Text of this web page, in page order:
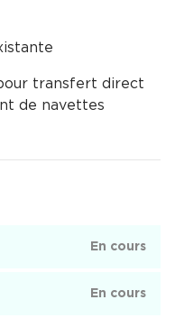
transfert direct
de navettes
En cours
En cours